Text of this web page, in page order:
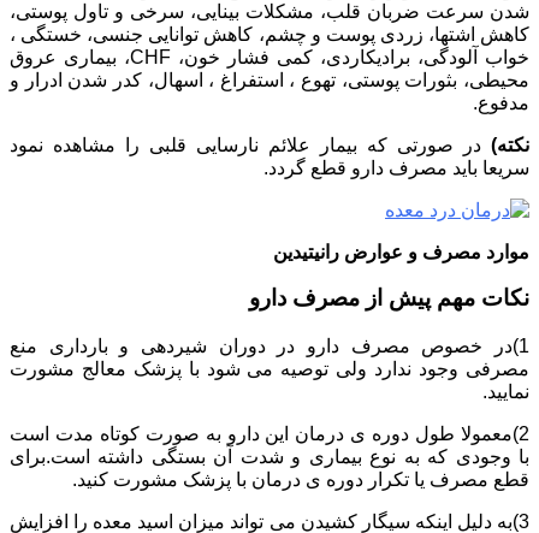
شدن سرعت ضربان قلب، مشکلات بینایی، سرخی و تاول پوستی،
کاهش اشتها، زردی پوست و چشم، کاهش توانایی جنسی، خستگی ،
خواب آلودگی، برادیکاردی، کمی فشار خون، CHF، بیماری عروق
محیطی، بثورات پوستی، تهوع ، استفراغ ، اسهال، کدر شدن ادرار و
مدفوع.
نکته) در صورتی که بیمار علائم نارسایی قلبی را مشاهده نمود
سریعا باید مصرف دارو قطع گردد.
موارد مصرف و عوارض رانیتیدین
نکات مهم پیش از مصرف دارو
1)در خصوص مصرف دارو در دوران شیردهی و بارداری منع
مصرفی وجود ندارد ولی توصیه می شود با پزشک معالج مشورت
نمایید.
2)معمولا طول دوره ی درمان این دارو به صورت کوتاه مدت است
با وجودی که به نوع بیماری و شدت آن بستگی داشته است.برای
قطع مصرف یا تکرار دوره ی درمان با پزشک مشورت کنید.
3)به دلیل اینکه سیگار کشیدن می تواند میزان اسید معده را افزایش